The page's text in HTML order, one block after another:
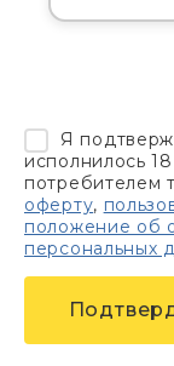
Я
исполнилось
потребителем
оферту,
положение об
персональных